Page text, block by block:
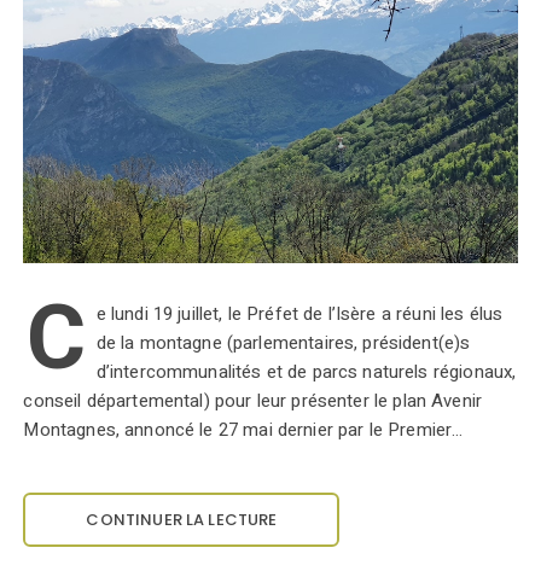
C e lundi 19 juillet, le Préfet de l’Isère a réuni les élus
de la montagne (parlementaires, président(e)s
d’intercommunalités et de parcs naturels régionaux,
conseil départemental) pour leur présenter le plan Avenir
Montagnes, annoncé le 27 mai dernier par le Premier…
CONTINUER LA LECTURE